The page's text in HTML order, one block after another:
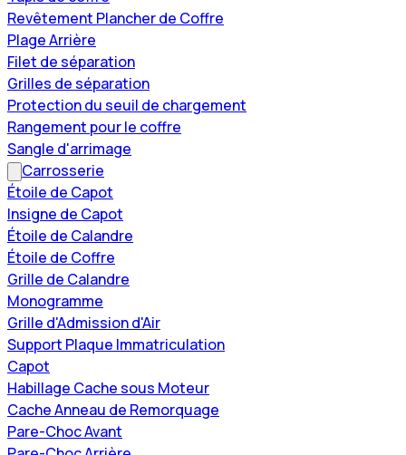
Revêtement Plancher de Coffre
Plage Arrière
Filet de séparation
Grilles de séparation
Protection du seuil de chargement
Rangement pour le coffre
Sangle d'arrimage
Carrosserie
Étoile de Capot
Insigne de Capot
Étoile de Calandre
Étoile de Coffre
Grille de Calandre
Monogramme
Grille d'Admission d'Air
Support Plaque Immatriculation
Capot
Habillage Cache sous Moteur
Cache Anneau de Remorquage
Pare-Choc Avant